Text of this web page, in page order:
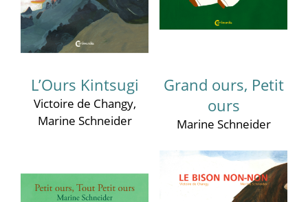
L’Ours Kintsugi
Victoire de Changy,
Marine Schneider
Grand ours, Petit
ours
Marine Schneider